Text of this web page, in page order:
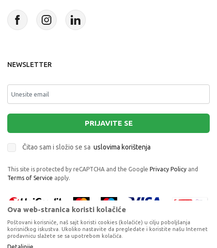
NEWSLETTER
PRIJAVITE SE
Čitao sam i složio se sa uslovima korištenja
This site is protected by reCAPTCHA and the Google Privacy Policy and
Terms of Service apply.
Proizvode na sajtu nastojimo da opišemo što je preciznije moguće, ali ne
Ova web-stranica koristi kolačiće
Poštovani korisniče, naš sajt koristi cookies (kolačiće) u cilju poboljšanja
korisničkog iskustva. Ukoliko nastavite da pregledate i koristite našu Internet
prodavnicu slažete se sa upotrebom kolačića.